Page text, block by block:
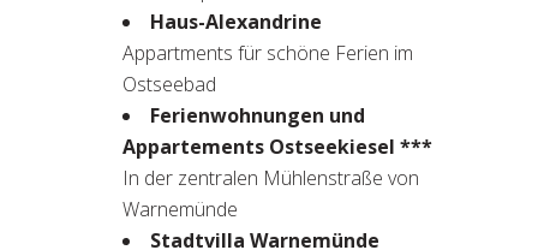
Haus-Alexandrine
Appartments für schöne Ferien im
Ostseebad
Ferienwohnungen und
Appartements Ostseekiesel ***
In der zentralen Mühlenstraße von
Warnemünde
Stadtvilla Warnemünde